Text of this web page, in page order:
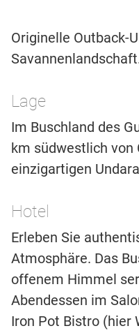
Originelle Outback-
Lage
Im Buschland des
km südwestlich von
einzigartigen
Hotel
Erleben Sie
Atmosphäre. Das
offenem Himmel
Abendessen im
Iron Pot Bistro (hier